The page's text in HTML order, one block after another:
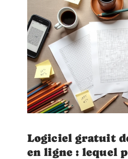
Logiciel gratuit
en ligne : lequel